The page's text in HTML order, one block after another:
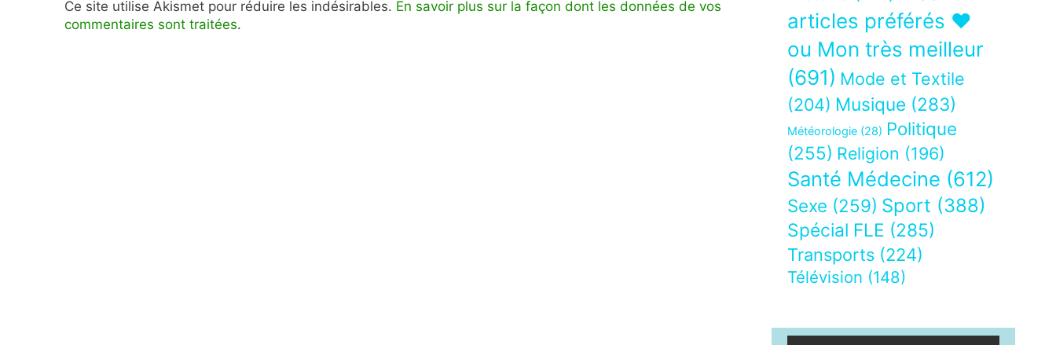
Ce site utilise Akismet pour réduire les indésirables. En savoir plus sur la façon dont les données de vos
commentaires sont traitées.
articles préférés ❤
ou Mon très meilleur
(691) Mode et Textile
(204) Musique (283)
Météorologie (28) Politique
(255) Religion (196)
Santé Médecine (612)
Sexe (259) Sport (388)
Spécial FLE (285)
Transports (224)
Télévision (148)